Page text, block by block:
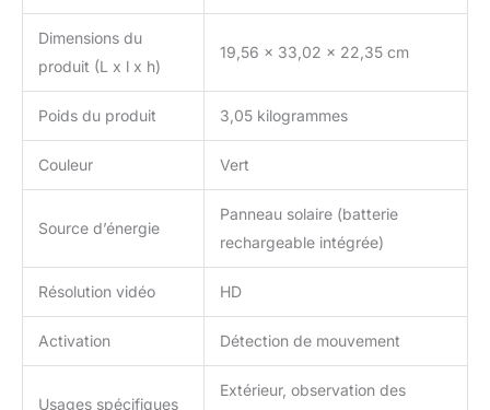
Wi-Fi stable de 2,4 GHz
des vidéos d'oiseaux
dans le cloud et accédez
gratuitement jusqu'à
trois jours. Une carte SD
intégrée de 32 Go est
incluse pour un stockage
vidéo pratique
localement. Cadeau
amoureux de la nature :
l'appareil photo Birdkiss
pour nichoir, le cadeau
idéal pour grand-père,
Dimensions du
produit (L x l x h)
19,56 x 33,02 x 22,35 cm
Poids du produit 3,05 kilogrammes
Couleur Vert
Source d’énergie
Panneau solaire (batterie
rechargeable intégrée)
Résolution vidéo HD
Activation Détection de mouvement
Usages spécifiques
Extérieur, observation des